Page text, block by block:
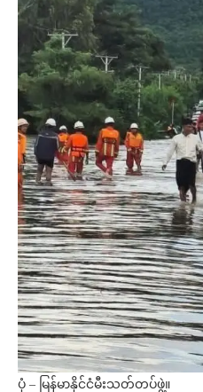
ပုံ – မြန်မာနိုင်ငံမီးသတ်တပ်ဖွဲ့။